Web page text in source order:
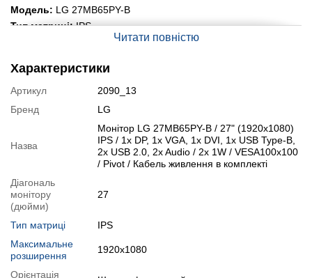
Модель: LG 27MB65PY-B
Тип матриці:IPS
Роздільна здатність:
Час відгуку:
Яскравість матриці:
178° / 178°
Вбудовані колонки: 2х 1W
Порти:1x DP, 1x VGA, 1x DVI, 1x USB Type-B, 2x USB 2.0, 2x
Audio
Додатково:
Стан:б/в (клас А: хороший стан; без дефектів; екран
чистий; на корпусі можуть бути сліди звичайного використання)
Читати повністю
Характеристики
Артикул
2090_13
Бренд
LG
Назва
Монітор LG 27MB65PY-B / 27" (1920x1080)
IPS / 1x DP, 1x VGA, 1x DVI, 1x USB Type-B,
2x USB 2.0, 2x Audio / 2х 1W / VESA100x100
/ Pivot / Кабель живлення в комплекті
Діагональ
монітору
(дюйми)
27
Тип матриці
IPS
Максимальне
розширення
1920x1080
Орієнтація